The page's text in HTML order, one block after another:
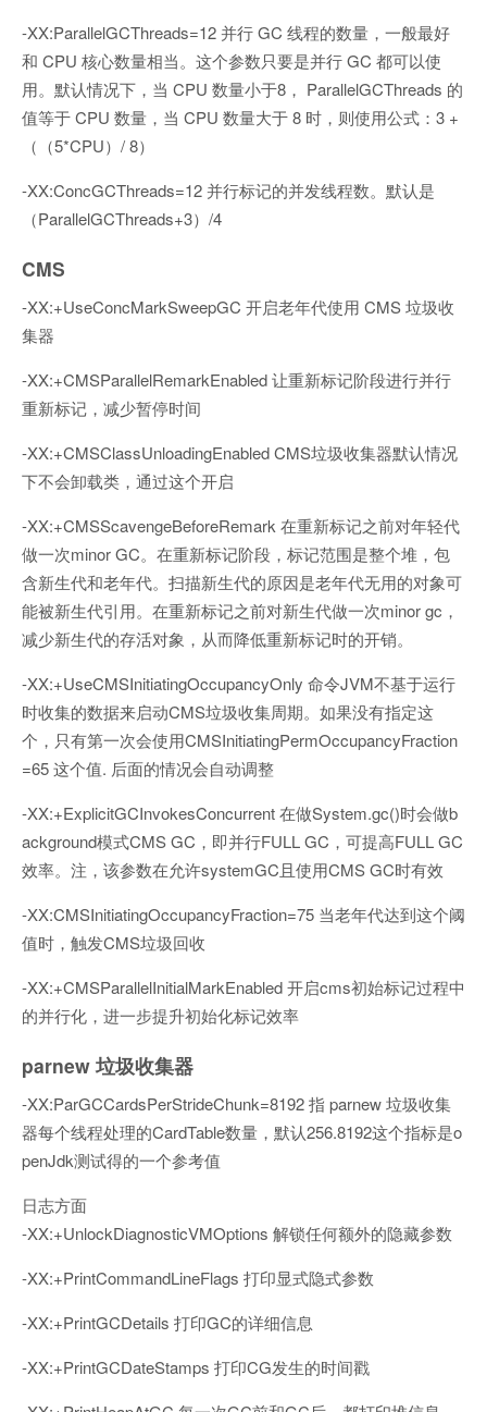
-XX:ParallelGCThreads=12 并行 GC 线程的数量，一般最好
和 CPU 核心数量相当。这个参数只要是并行 GC 都可以使
用。默认情况下，当 CPU 数量小于8， ParallelGCThreads 的
值等于 CPU 数量，当 CPU 数量大于 8 时，则使用公式：3 +
（（5*CPU）/ 8）
-XX:ConcGCThreads=12 并行标记的并发线程数。默认是
（ParallelGCThreads+3）/4
CMS
-XX:+UseConcMarkSweepGC 开启老年代使用 CMS 垃圾收
集器
-XX:+CMSParallelRemarkEnabled 让重新标记阶段进行并行
重新标记，减少暂停时间
-XX:+CMSClassUnloadingEnabled CMS垃圾收集器默认情况
下不会卸载类，通过这个开启
-XX:+CMSScavengeBeforeRemark 在重新标记之前对年轻代
做一次minor GC。在重新标记阶段，标记范围是整个堆，包
含新生代和老年代。扫描新生代的原因是老年代无用的对象可
能被新生代引用。在重新标记之前对新生代做一次minor gc，
减少新生代的存活对象，从而降低重新标记时的开销。
-XX:+UseCMSInitiatingOccupancyOnly 命令JVM不基于运行
时收集的数据来启动CMS垃圾收集周期。如果没有指定这
个，只有第一次会使用CMSInitiatingPermOccupancyFraction
=65 这个值. 后面的情况会自动调整
-XX:+ExplicitGCInvokesConcurrent 在做System.gc()时会做b
ackground模式CMS GC，即并行FULL GC，可提高FULL GC
效率。注，该参数在允许systemGC且使用CMS GC时有效
-XX:CMSInitiatingOccupancyFraction=75 当老年代达到这个阈
值时，触发CMS垃圾回收
-XX:+CMSParallelInitialMarkEnabled 开启cms初始标记过程中
的并行化，进一步提升初始化标记效率
parnew 垃圾收集器
-XX:ParGCCardsPerStrideChunk=8192 指 parnew 垃圾收集
器每个线程处理的CardTable数量，默认256.8192这个指标是o
penJdk测试得的一个参考值
日志方面
-XX:+UnlockDiagnosticVMOptions 解锁任何额外的隐藏参数
-XX:+PrintCommandLineFlags 打印显式隐式参数
-XX:+PrintGCDetails 打印GC的详细信息
-XX:+PrintGCDateStamps 打印CG发生的时间戳